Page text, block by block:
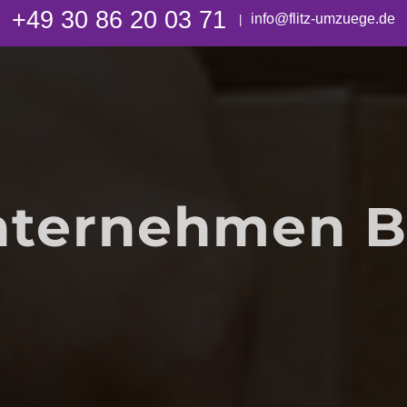
+49 30 86 20 03 71 info@flitz-umzuege.de